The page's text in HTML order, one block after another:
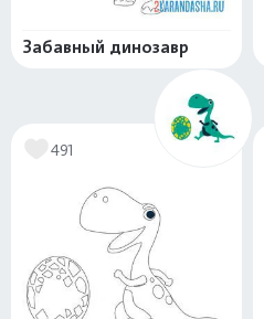
Забавный динозавр
491